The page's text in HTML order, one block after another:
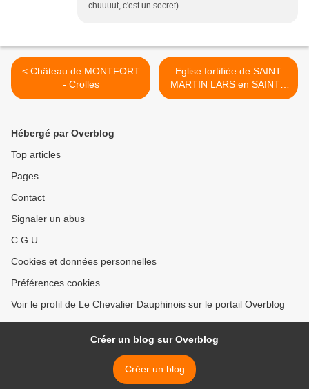
chuuuut, c'est un secret)
< Château de MONTFORT
- Crolles
Eglise fortifiée de SAINT
MARTIN LARS en SAINTE
HERMINE >
Hébergé par Overblog
Top articles
Pages
Contact
Signaler un abus
C.G.U.
Cookies et données personnelles
Préférences cookies
Voir le profil de Le Chevalier Dauphinois sur le portail Overblog
Créer un blog sur Overblog
Créer un blog